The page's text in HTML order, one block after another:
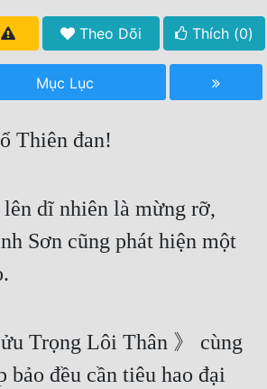
Theo Dõi Thích (0)
Mục Lục
Thiên đan!
dĩ nhiên là mừng rỡ,
Sơn cũng phát hiện một
Trọng Lôi Thân 》 cùng
bảo đều cần tiêu hao đại